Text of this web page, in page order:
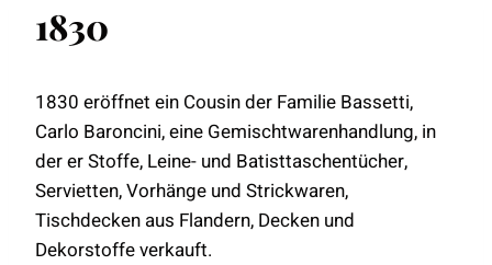
1830
1830 eröffnet ein Cousin der Familie Bassetti,
Carlo Baroncini, eine Gemischtwarenhandlung, in
der er Stoffe, Leine- und Batisttaschentücher,
Servietten, Vorhänge und Strickwaren,
Tischdecken aus Flandern, Decken und
Dekorstoffe verkauft.